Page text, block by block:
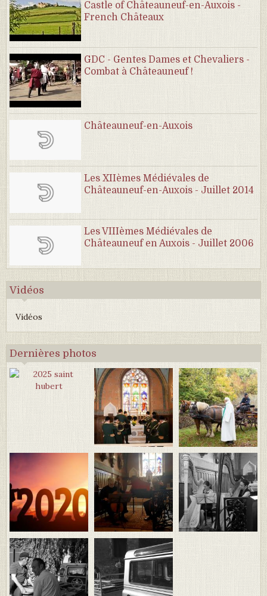
Castle of Châteauneuf-en-Auxois -
French Châteaux
GDC - Gentes Dames et Chevaliers -
Combat à Châteauneuf !
Châteauneuf-en-Auxois
Les XIIèmes Médiévales de
Châteauneuf-en-Auxois - Juillet 2014
Les VIIIèmes Médiévales de
Châteauneuf en Auxois - Juillet 2006
Vidéos
Vidéos
Dernières photos